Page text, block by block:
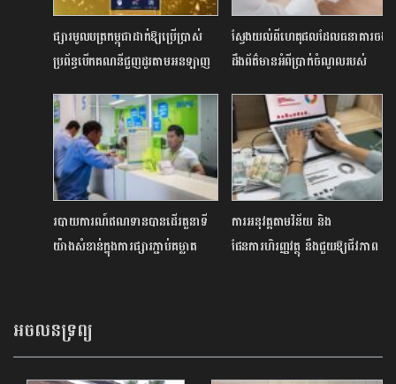
ផ្សារមូលបត្រកម្ពុជាដាក់ឱ្យប្រើប្រាស់
ប្រព័ន្ធបើកគណនីជួញដូរតាមអនឡាញ
ស្វែងយល់ពីហេតុផលដែលធនាគារចង់
ដឹងព័ត៌មានអំពីប្រាក់ចំណូលរបស់
របាយការណ៍ឥណទានបានដើរតួនាទី
យ៉ាងសំខាន់ក្នុងការផ្សារភ្ជាប់គម្លាត
ការអនុវត្តតាមវិន័យ និង
ផែនការហិរញ្ញវត្ថុ នឹងជួយឱ្យជីវភាព
អចលនទ្រព្យ